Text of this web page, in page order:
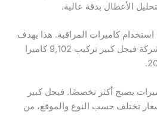
الأعطال بدقة عالية.
كاميرات المراقبة. هذا يهدف
إلى تعزيز الأمن والسلامة. شركة فيجل كبير تركيب 9,102 كاميرا
.
يصبح أكثر تخصصًا. فيجل كبير
الأسعار تختلف حسب النوع والموقع، من